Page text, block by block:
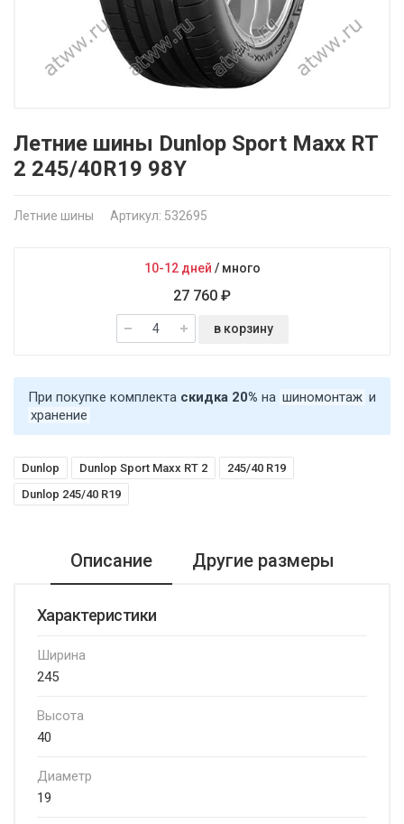
Летние шины Dunlop Sport Maxx RT
2 245/40R19 98Y
Летние шины Артикул: 532695
10-12 дней / много
27 760 ₽
в корзину
При покупке комплекта скидка 20% на шиномонтаж и
хранение
Dunlop Dunlop Sport Maxx RT 2
245/40 R19
Dunlop 245/40 R19
Описание Другие размеры
Характеристики
Ширина
245
Высота
40
Диаметр
19